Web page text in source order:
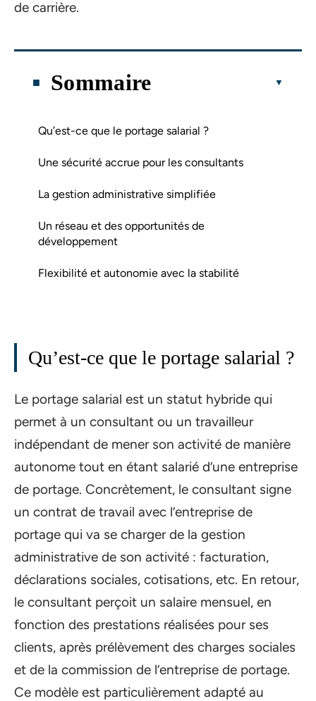
de carrière.
Sommaire
Qu’est-ce que le portage salarial ?
Une sécurité accrue pour les consultants
La gestion administrative simplifiée
Un réseau et des opportunités de
développement
Flexibilité et autonomie avec la stabilité
Qu’est-ce que le portage salarial ?
Le portage salarial est un statut hybride qui
permet à un consultant ou un travailleur
indépendant de mener son activité de manière
autonome tout en étant salarié d’une entreprise
de portage. Concrètement, le consultant signe
un contrat de travail avec l’entreprise de
portage qui va se charger de la gestion
administrative de son activité : facturation,
déclarations sociales, cotisations, etc. En retour,
le consultant perçoit un salaire mensuel, en
fonction des prestations réalisées pour ses
clients, après prélèvement des charges sociales
et de la commission de l’entreprise de portage.
Ce modèle est particulièrement adapté au